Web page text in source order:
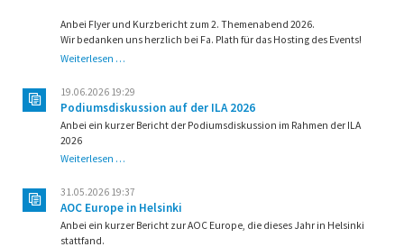
Anbei Flyer und Kurzbericht zum 2. Themenabend 2026.
Wir bedanken uns herzlich bei Fa. Plath für das Hosting des Events!
Weiterlesen …
2026
in
19.06.2026 19:29
Podiumsdiskussion auf der ILA 2026
Anbei ein kurzer Bericht der Podiumsdiskussion im Rahmen der ILA
2026
Weiterlesen …Podiumsdiskussion
der
ILA
2026
31.05.2026 19:37
AOC Europe in Helsinki
Anbei ein kurzer Bericht zur AOC Europe, die dieses Jahr in Helsinki
stattfand.